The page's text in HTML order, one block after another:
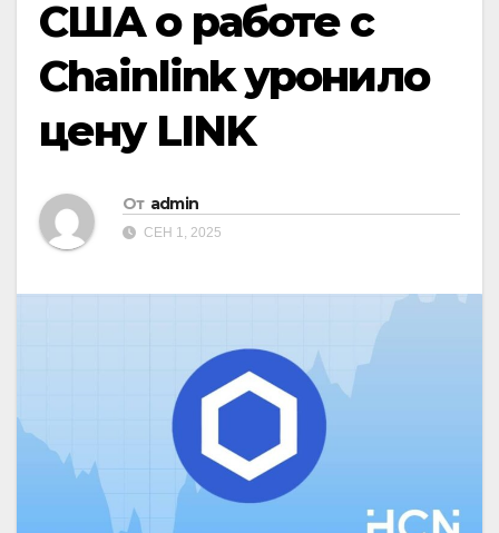
США о работе с
Chainlink уронило
цену LINK
От admin
СЕН 1, 2025